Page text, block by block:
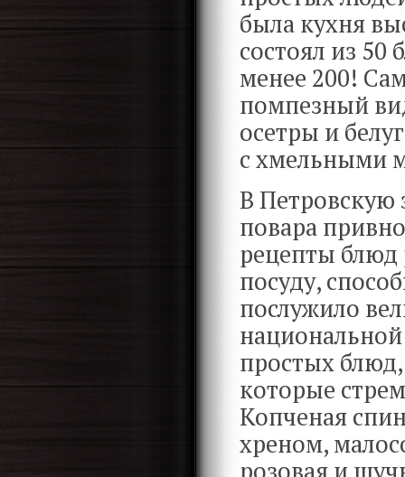
была кухня
состоял из 50
менее 200!
помпезный
осетры и
с хмельными
В
повара
рецепты блюд
посуду,
послужило
простых блюд,
которые
Копченая
хреном,